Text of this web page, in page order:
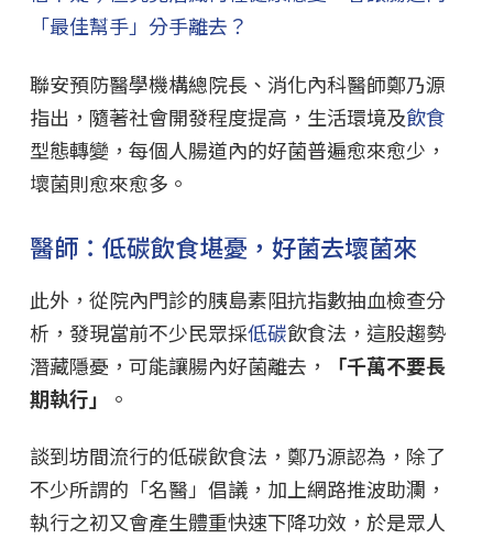
「最佳幫手」分手離去？
聯安預防醫學機構總院長、消化內科醫師鄭乃源
指出，隨著社會開發程度提高，生活環境及飲食
型態轉變，每個人腸道內的好菌普遍愈來愈少，
壞菌則愈來愈多。
醫師：低碳飲食堪憂，好菌去壞菌來
此外，從院內門診的胰島素阻抗指數抽血檢查分
析，發現當前不少民眾採低碳飲食法，這股趨勢
潛藏隱憂，可能讓腸內好菌離去，
「千萬不要長
期執行」
。
談到坊間流行的低碳飲食法，鄭乃源認為，除了
不少所謂的「名醫」倡議，加上網路推波助瀾，
執行之初又會產生體重快速下降功效，於是眾人